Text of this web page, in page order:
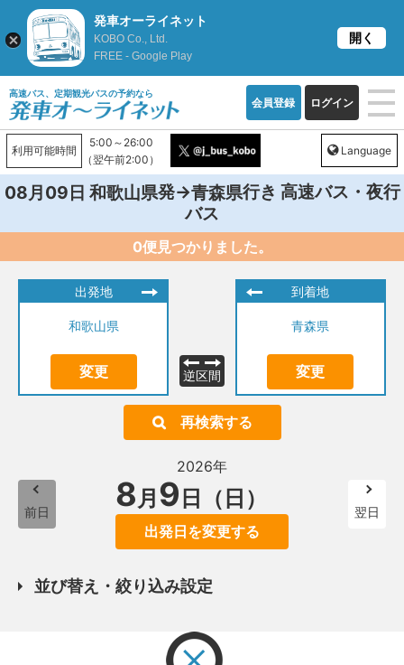
高速バス、定期観光バスの予約なら
会員登録 ログイン
利用可能時間
5:00～26:00
（翌午前2:00）
Language
08月09日 和歌山県発→青森県行き 高速バス・夜行
バス
0便見つかりました。
出発地
和歌山県
変更 逆区間
到着地
青森県
変更
再検索する
前日
2026年
8月 9 日（日）
出発日を変更する
翌日
並び替え・絞り込み設定
発車オーライネット
KOBO Co., Ltd.
FREE - Google Play
開く